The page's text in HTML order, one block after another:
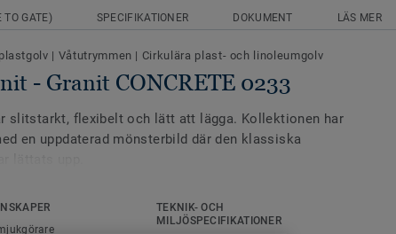
TO GATE) SPECIFIKATIONER DOKUMENT LÄS MER
| Våtutrymmen | Cirkulära plast- och linoleumgolv
- Granit CONCRETE 0233
slitstarkt, flexibelt och lätt att lägga. Kollektionen har
en uppdaterad mönsterbild där den klassiska
lätta pastelltoner. iQ Granit har kompletterats med
TEKNIK- OCH
MILJÖSPECIFIKATIONER